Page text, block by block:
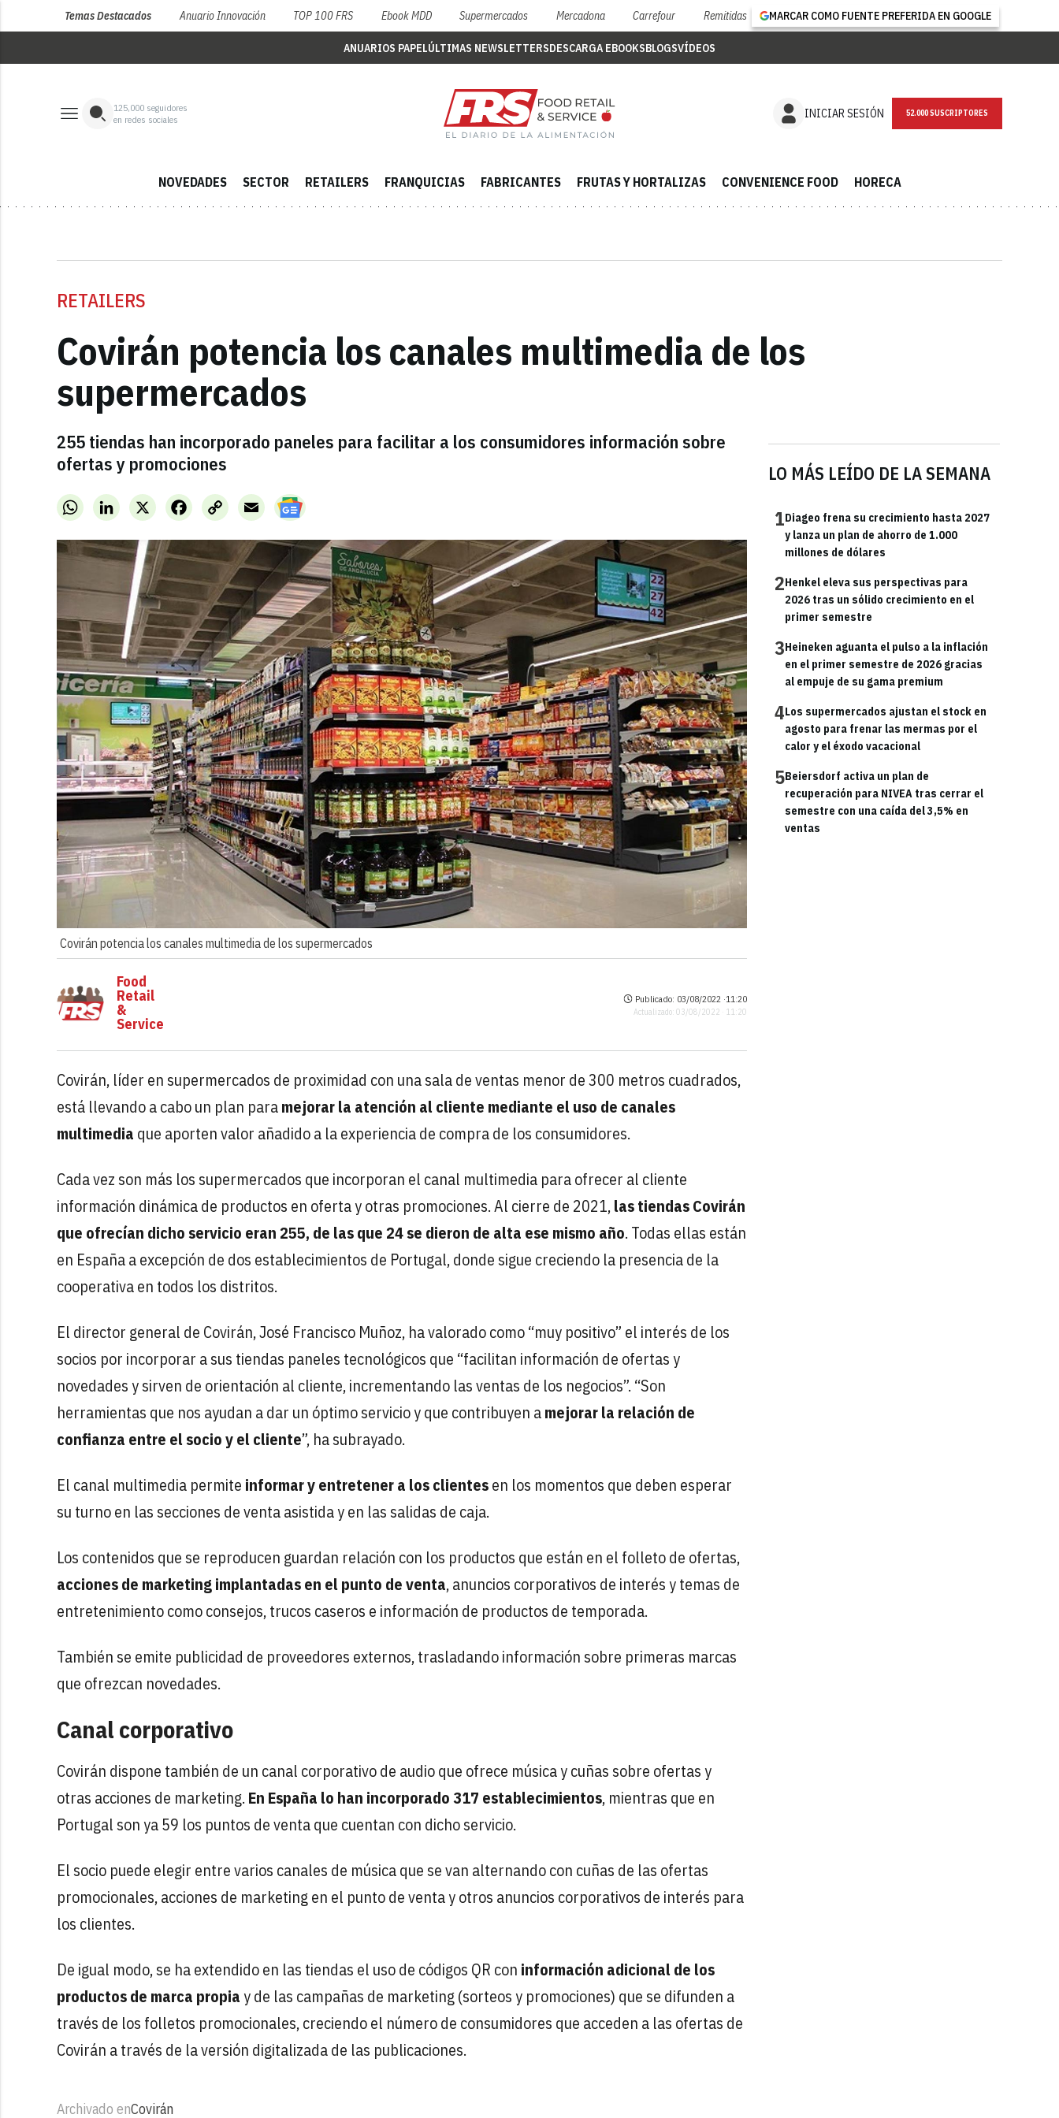
Temas Destacados Anuario Innovación TOP 100 FRS Ebook MDD Supermercados Mercadona Carrefour Remitidas MARCAR COMO FUENTE PREFERIDA EN GOOGLE
ANUARIOS PAPELÚLTIMAS NEWSLETTERSDESCARGA EBOOKSBLOGSVÍDEOS
125,000 seguidores
en redes sociales
INICIAR SESIÓN NEWSLETTER
NOVEDADES SECTOR RETAILERS FRANQUICIAS FABRICANTES FRUTAS Y HORTALIZAS CONVENIENCE FOOD HORECA
RETAILERS
Covirán potencia los canales multimedia de los
supermercados
255 tiendas han incorporado paneles para facilitar a los consumidores información sobre
ofertas y promociones
WhatsAppLinkedInX FacebookCopy
Link
Email
Covirán potencia los canales multimedia de los supermercados
LO MÁS LEÍDO DE LA SEMANA
1Diageo frena su crecimiento hasta 2027
y lanza un plan de ahorro de 1.000
millones de dólares
2Henkel eleva sus perspectivas para
2026 tras un sólido crecimiento en el
primer semestre
3Heineken aguanta el pulso a la inflación
en el primer semestre de 2026 gracias
al empuje de su gama premium
4Los supermercados ajustan el stock en
agosto para frenar las mermas por el
calor y el éxodo vacacional
5Beiersdorf activa un plan de
recuperación para NIVEA tras cerrar el
semestre con una caída del 3,5% en
ventas
Food
Retail
&
Service
Publicado: 03/08/2022 ·11:20
Actualizado: 03/08/2022 · 11:20
Covirán, líder en supermercados de proximidad con una sala de ventas menor de 300 metros cuadrados,
está llevando a cabo un plan paramejorar la atención al cliente mediante el uso de canales
multimedia que aporten valor añadido a la experiencia de compra de los consumidores.
Cada vez son más los supermercados que incorporan el canal multimedia para ofrecer al cliente
información dinámica de productos en oferta y otras promociones. Al cierre de 2021,las tiendas Covirán
que ofrecían dicho servicio eran 255, de las que 24 se dieron de alta ese mismo año. Todas ellas están
en España a excepción de dos establecimientos de Portugal, donde sigue creciendo la presencia de la
cooperativa en todos los distritos.
El director general de Covirán, José Francisco Muñoz, ha valorado como “muy positivo” el interés de los
socios por incorporar a sus tiendas paneles tecnológicos que “facilitan información de ofertas y
novedades y sirven de orientación al cliente, incrementando las ventas de los negocios”. “Son
herramientas que nos ayudan a dar un óptimo servicio y que contribuyen amejorar la relación de
confianza entre el socio y el cliente”, ha subrayado.
El canal multimedia permite informar y entretener a los clientesen los momentos que deben esperar
su turno en las secciones de venta asistida y en las salidas de caja.
Los contenidos que se reproducen guardan relación con los productos que están en el folleto de ofertas,
acciones de marketing implantadas en el punto de venta, anuncios corporativos de interés y temas de
entretenimiento como consejos, trucos caseros e información de productos de temporada.
También se emite publicidad de proveedores externos, trasladando información sobre primeras marcas
que ofrezcan novedades.
Canal corporativo
Covirán dispone también de un canal corporativo de audio que ofrece música y cuñas sobre ofertas y
otras acciones de marketing. En España lo han incorporado 317 establecimientos, mientras que en
Portugal son ya 59 los puntos de venta que cuentan con dicho servicio.
El socio puede elegir entre varios canales de música que se van alternando con cuñas de las ofertas
promocionales, acciones de marketing en el punto de venta y otros anuncios corporativos de interés para
los clientes.
De igual modo, se ha extendido en las tiendas el uso de códigos QR con información adicional de los
productos de marca propiay de las campañas de marketing (sorteos y promociones) que se difunden a
través de los folletos promocionales, creciendo el número de consumidores que acceden a las ofertas de
Covirán a través de la versión digitalizada de las publicaciones.
Archivado enCovirán